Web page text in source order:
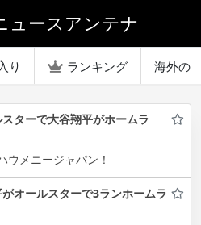
ュースアンテナ
り ランキング 海外の
ターで大谷翔平がホームラ
ウメニージャパン！
オールスターで3ランホームラ